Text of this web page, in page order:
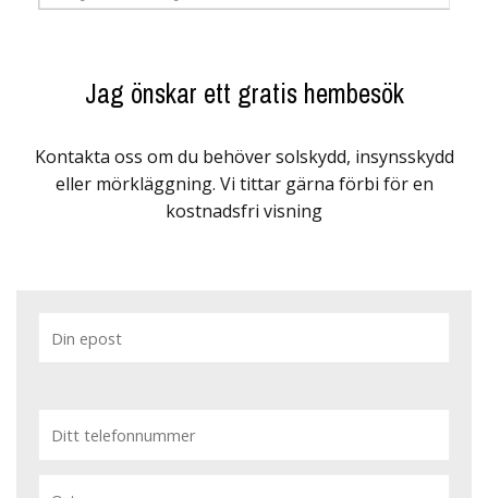
Jag önskar ett gratis hembesök
Kontakta oss om du behöver solskydd, insynsskydd
eller mörkläggning. Vi tittar gärna förbi för en
kostnadsfri visning